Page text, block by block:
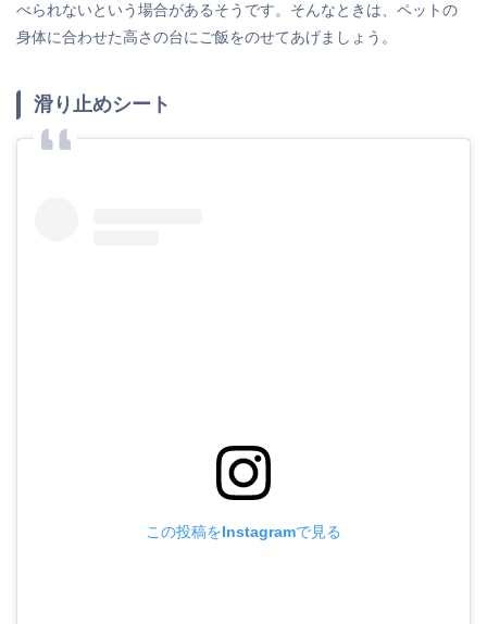
べられないという場合があるそうです。そんなときは、ペットの
身体に合わせた高さの台にご飯をのせてあげましょう。
滑り止めシート
この投稿をInstagramで見る